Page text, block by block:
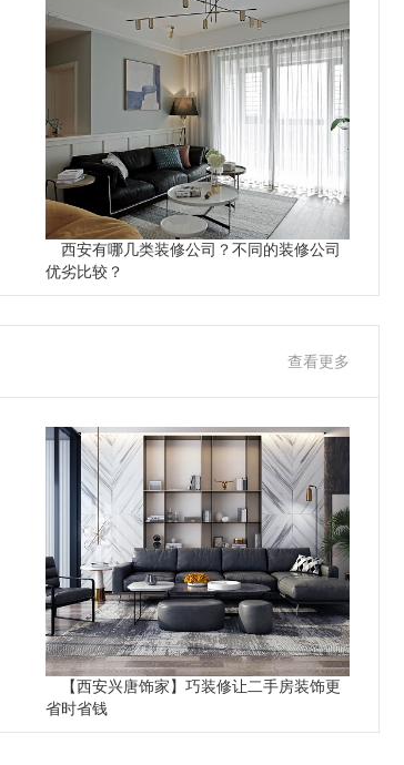
西安有哪几类装修公司？不同的装修公司
优劣比较？
查看更多
【西安兴唐饰家】巧装修让二手房装饰更
省时省钱